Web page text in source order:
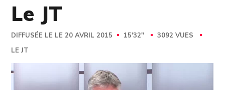
Le JT
DIFFUSÉE LE LE 20 AVRIL 2015 15'32''
3092 VUES
LE JT